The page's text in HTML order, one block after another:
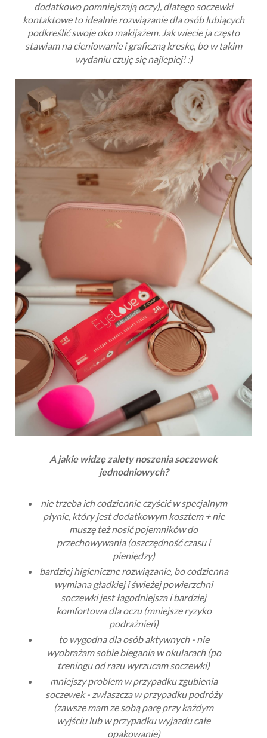
dodatkowo pomniejszają oczy), dlatego soczewki
kontaktowe to idealnie rozwiązanie dla osób lubiących
podkreślić swoje oko makijażem. Jak wiecie ja często
stawiam na cieniowanie i graficzną kreskę, bo w takim
wydaniu czuję się najlepiej! :)
A jakie widzę zalety noszenia soczewek
jednodniowych?
nie trzeba ich codziennie czyścić w specjalnym
płynie, który jest dodatkowym kosztem + nie
muszę też nosić pojemników do
przechowywania (oszczędność czasu i
pieniędzy)
bardziej higieniczne rozwiązanie, bo codzienna
wymiana gładkiej i świeżej powierzchni
soczewki jest łagodniejsza i bardziej
komfortowa dla oczu (mniejsze ryzyko
podrażnień)
to wygodna dla osób aktywnych - nie
wyobrażam sobie biegania w okularach (po
treningu od razu wyrzucam soczewki)
mniejszy problem w przypadku zgubienia
soczewek - zwłaszcza w przypadku podróży
(zawsze mam ze sobą parę przy każdym
wyjściu lub w przypadku wyjazdu całe
opakowanie)